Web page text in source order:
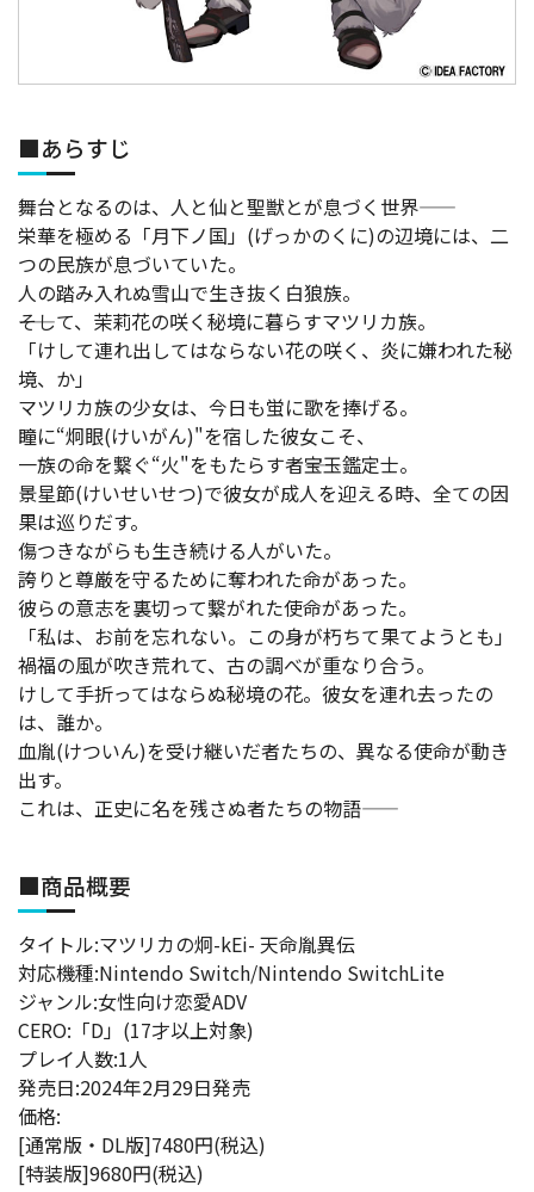
■あらすじ
舞台となるのは、人と仙と聖獣とが息づく世界――
栄華を極める「月下ノ国」(げっかのくに)の辺境には、二
つの民族が息づいていた。
人の踏み入れぬ雪山で生き抜く白狼族。
――そして、茉莉花の咲く秘境に暮らすマツリカ族。
「けして連れ出してはならない花の咲く、炎に嫌われた秘
境、か」
マツリカ族の少女は、今日も蛍に歌を捧げる。
瞳に“炯眼(けいがん)"を宿した彼女こそ、
一族の命を繋ぐ“火"をもたらす者――宝玉鑑定士。
景星節(けいせいせつ)で彼女が成人を迎える時、全ての因
果は巡りだす。
傷つきながらも生き続ける人がいた。
誇りと尊厳を守るために奪われた命があった。
彼らの意志を裏切って繋がれた使命があった。
「私は、お前を忘れない。この身が朽ちて果てようとも」
禍福の風が吹き荒れて、古の調べが重なり合う。
けして手折ってはならぬ秘境の花。彼女を連れ去ったの
は、誰か。
血胤(けついん)を受け継いだ者たちの、異なる使命が動き
出す。
これは、正史に名を残さぬ者たちの物語――
■商品概要
タイトル:マツリカの炯-kEi- 天命胤異伝
対応機種:Nintendo Switch/Nintendo SwitchLite
ジャンル:女性向け恋愛ADV
CERO:「D」(17才以上対象)
プレイ人数:1人
発売日:2024年2月29日発売
価格:
[通常版・DL版]7480円(税込)
[特装版]9680円(税込)